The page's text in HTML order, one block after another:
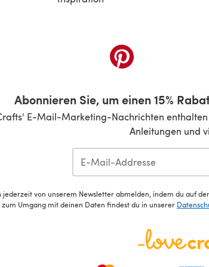
sich in einem neuen Tab)(öffnet sich in
Abonnieren Sie, um einen 15%
E-Mail-Marketing-Nachrichten
Anleitungen und
jederzeit von unserem Newsletter abmelden, indem du auf
Umgang mit deinen Daten findest du in unserer